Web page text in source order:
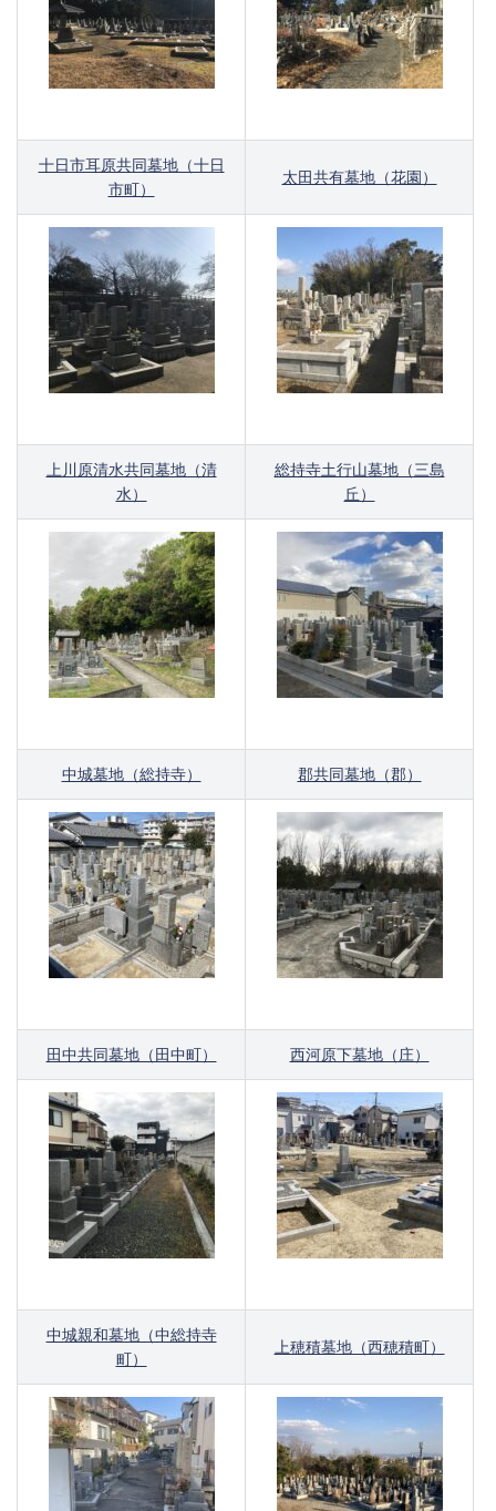
十日市耳原共同墓地（十日
市町）
太田共有墓地（花園）
上川原清水共同墓地（清
水）
総持寺土行山墓地（三島
丘）
中城墓地（総持寺） 郡共同墓地（郡）
田中共同墓地（田中町） 西河原下墓地（庄）
中城親和墓地（中総持寺
町）
上穂積墓地（西穂積町）